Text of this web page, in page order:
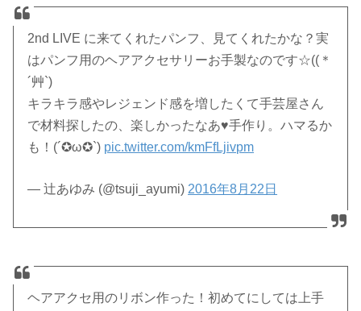
2nd LIVE に来てくれたパンフ、見てくれたかな？実
はパンフ用のヘアアクセサリーお手製なのです☆((＊
´艸`)
キラキラ感やレジェンド感を増したくて手芸屋さん
で材料探したの、楽しかったなあ♥手作り。ハマるか
も！(´✪ω✪`) pic.twitter.com/kmFfLjivpm
— 辻あゆみ (@tsuji_ayumi) 2016年8月22日
ヘアアクセ用のリボン作った！初めてにしては上手